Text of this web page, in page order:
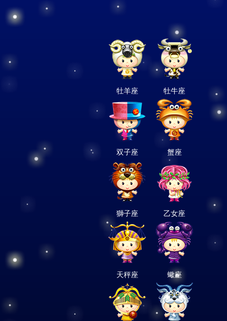
牡羊座 牡牛座
双子座 蟹座
獅子座 乙女座
天秤座 蠍座